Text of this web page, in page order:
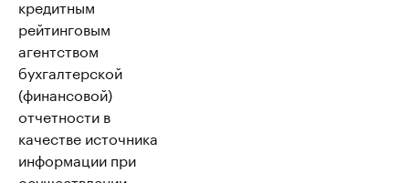
кредитным
рейтинговым
агентством
бухгалтерской
(финансовой)
отчетности в
качестве источника
информации при